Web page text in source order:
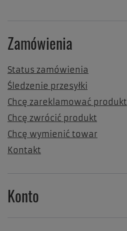
Zamówienia
Status zamówienia
Śledzenie przesyłki
Chcę zareklamować produkt
Chcę zwrócić produkt
Chcę wymienić towar
Kontakt
Konto